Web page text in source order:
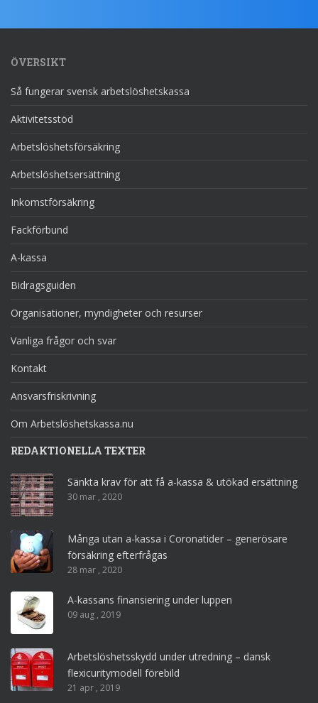
ÖVERSIKT
Så fungerar svensk arbetslöshetskassa
Aktivitetsstöd
Arbetslöshetsförsäkring
Arbetslöshetsersättning
Inkomstförsäkring
Fackförbund
A-kassa
Bidragsguiden
Organisationer, myndigheter och resurser
Vanliga frågor och svar
Kontakt
Ansvarsfriskrivning
Om Arbetslöshetskassa.nu
REDAKTIONELLA TEXTER
Sänkta krav för att få a-kassa & utökad ersättning
30 mar , 2020
Många utan a-kassa i Coronatider – generösare
försäkring efterfrågas
28 mar , 2020
A-kassans finansiering under luppen
09 aug , 2019
Arbetslöshetsskydd under utredning – dansk
flexicuritymodell förebild
21 apr , 2019